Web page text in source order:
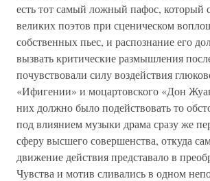
есть тот самый ложный пафос, который
великих поэтов при сценическом
собственных пьес, и распознание его
вызвать критические размышления
почувствовали силу воздействия
«Ифигении» и моцартовского «Дон
них должно было подействовать то
под влиянием музыки драма сразу же
сферу высшего совершенства, откуда
движение действия представало в
Чувства и мотив сливались в одном